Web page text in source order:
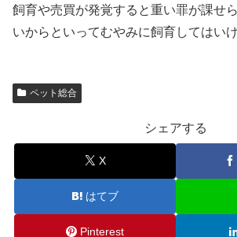
飼育や売買が発覚すると重い罪が課せ
いからといってむやみに飼育してはいけ
ペット総合
シェアする
X
はてブ
Pinterest